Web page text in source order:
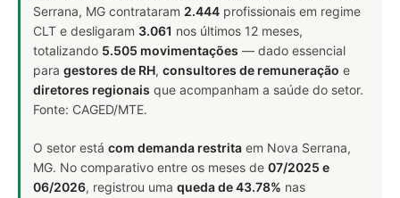
Serrana, MG contrataram 2.444 profissionais em regime
CLT e desligaram 3.061 nos últimos 12 meses,
totalizando 5.505 movimentações — dado essencial
para gestores de RH, consultores de remuneração e
diretores regionais que acompanham a saúde do setor.
Fonte: CAGED/MTE.
O setor está com demanda restrita em Nova Serrana,
MG. No comparativo entre os meses de 07/2025 e
06/2026, registrou uma queda de 43.78% nas